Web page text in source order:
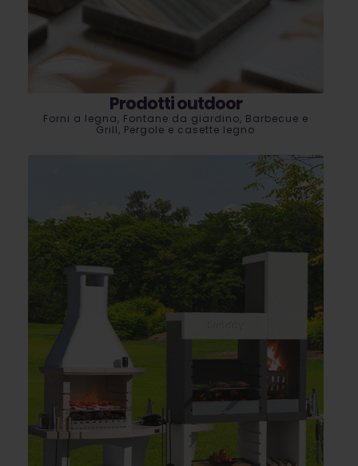
Prodotti outdoor
Forni a legna, Fontane da giardino, Barbecue e
Grill, Pergole e casette legno